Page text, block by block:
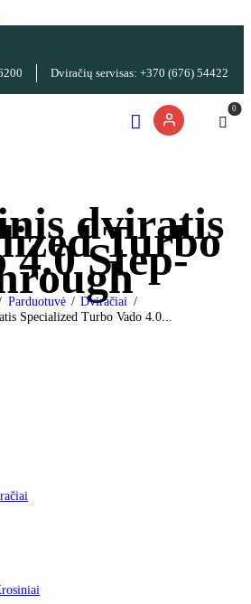
Dviračių servisas: +370 (676) 54422
0
dviratis
Turbo
4.0 Step-
Parduotuvė
Dviračiai
Specialized Turbo Vado 4.0...